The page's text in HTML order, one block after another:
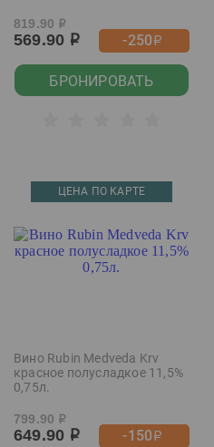
819.90 р
569.90 р -250р
БРОНИРОВАТЬ
ЦЕНА ПО КАРТЕ
Вино Rubin Medveda Krv
красное полусладкое 11,5%
0,75л.
799.90 р
649.90 р -150р